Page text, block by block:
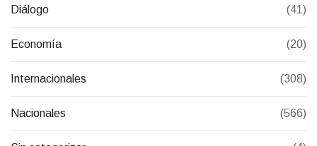
Diálogo (41)
Economía (20)
Internacionales (308)
Nacionales (566)